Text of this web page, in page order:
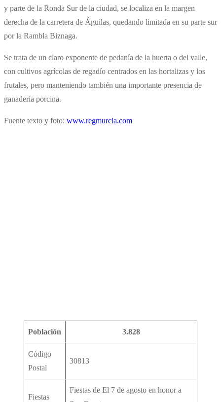
y parte de la Ronda Sur de la ciudad, se localiza en la margen
derecha de la carretera de Águilas, quedando limitada en su parte sur
por la Rambla Biznaga.
Se trata de un claro exponente de pedanía de la huerta o del valle,
con cultivos agrícolas de regadío centrados en las hortalizas y los
frutales, pero manteniendo también una importante presencia de
ganadería porcina.
Fuente texto y foto: www.regmurcia.com
Población 3.828
Código
Postal
30813
Fiestas
Fiestas de El 7 de agosto en honor a